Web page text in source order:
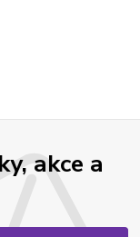
akce a